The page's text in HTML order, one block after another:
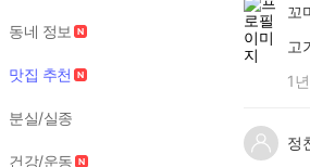
동네 정보
맛집 추천
분실/실종
건강/운동
꼬
고
1
정